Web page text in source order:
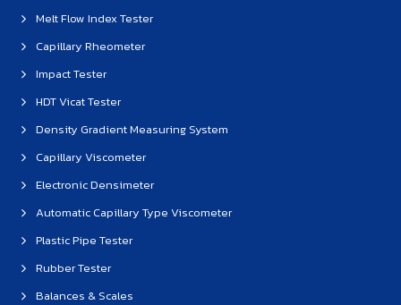
Melt Flow Index Tester
Capillary Rheometer
Impact Tester
HDT Vicat Tester
Density Gradient Measuring System
Capillary Viscometer
Electronic Densimeter
Automatic Capillary Type Viscometer
Plastic Pipe Tester
Rubber Tester
Balances & Scales